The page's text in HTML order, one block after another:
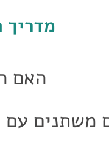
מדריך
האם
משתנים